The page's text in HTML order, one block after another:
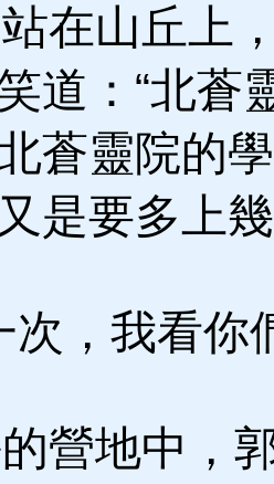
在山丘上
道：“北蒼
蒼靈院的
是要多上
，我看你
營地中，